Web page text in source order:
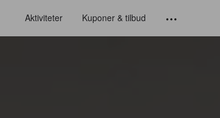
Aktiviteter Kuponer & tilbud